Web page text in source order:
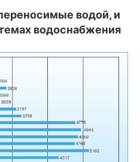
водой, и
водоснабжения